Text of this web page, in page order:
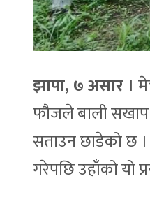
झापा, ७ असार ।
फौजले बाली सखाप
सताउन छाडेको छ ।
गरेपछि उहाँको यो